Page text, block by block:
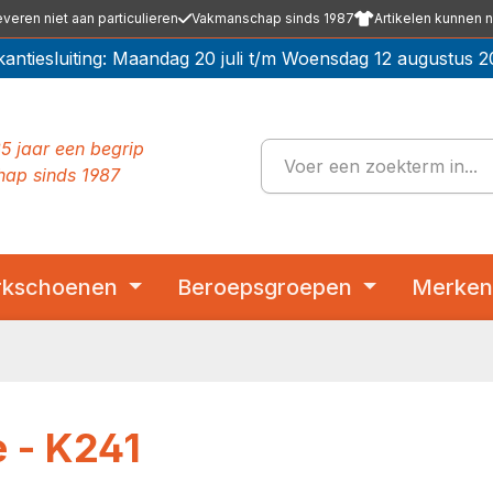
niet aan particulieren Vakmanschap sinds 1987 Artikelen kunnen
Maandag 20 juli t/m Woensdag 12 augustus
jaar een begrip
sinds 1987
Beroepsgroepen Merken
- K241